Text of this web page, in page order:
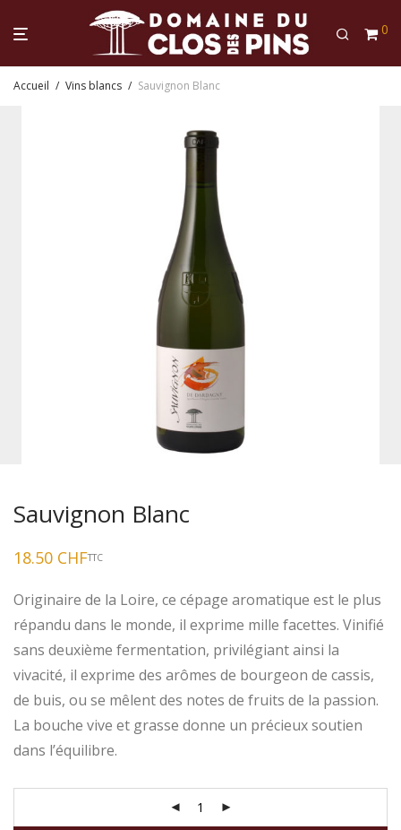
0
Accueil / Vins blancs / Sauvignon Blanc
Sauvignon Blanc
18.50 CHFTTC
Originaire de la Loire, ce cépage aromatique est le plus
répandu dans le monde, il exprime mille facettes. Vinifié
sans deuxième fermentation, privilégiant ainsi la
vivacité, il exprime des arômes de bourgeon de cassis,
de buis, ou se mêlent des notes de fruits de la passion.
La bouche vive et grasse donne un précieux soutien
dans l’équilibre.